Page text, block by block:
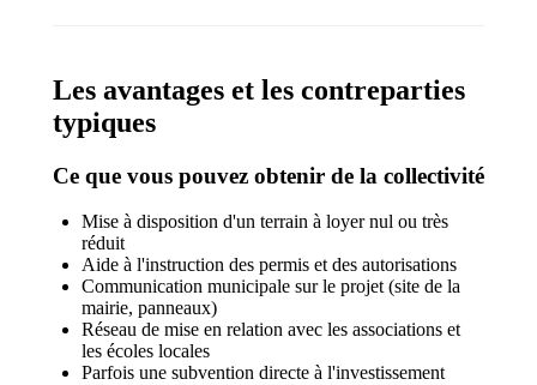
Les avantages et les contreparties
typiques
Ce que vous pouvez obtenir de la collectivité
Mise à disposition d'un terrain à loyer nul ou très
réduit
Aide à l'instruction des permis et des autorisations
Communication municipale sur le projet (site de la
mairie, panneaux)
Réseau de mise en relation avec les associations et
les écoles locales
Parfois une subvention directe à l'investissement